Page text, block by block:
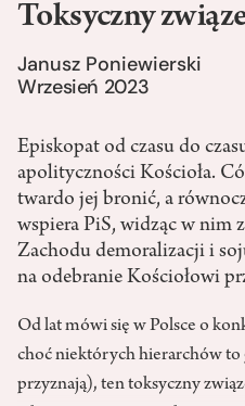
Toksyczny
Janusz Poniewierski
Wrzesień 2023
Episkopat od czasu do
apolityczności Kościoła.
twardo jej bronić, a
wspiera PiS, widząc w nim
Zachodu demoralizacji i
na odebranie Kościołowi
Od lat mówi się w Polsce o
choć niektórych hierarchów
przyznają), ten toksyczny